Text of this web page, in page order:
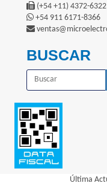
(+54 +11) 4372-6322
+54 911 6171-8366
BUSCAR
Última